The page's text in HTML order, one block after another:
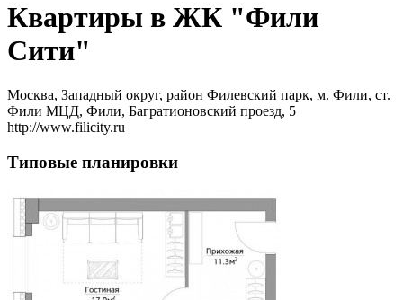
Квартиры в ЖК "Фили
Сити"
Москва, Западный округ, район Филевский парк, м. Фили, ст.
Фили МЦД, Фили, Багратионовский проезд, 5
http://www.filicity.ru
Типовые планировки